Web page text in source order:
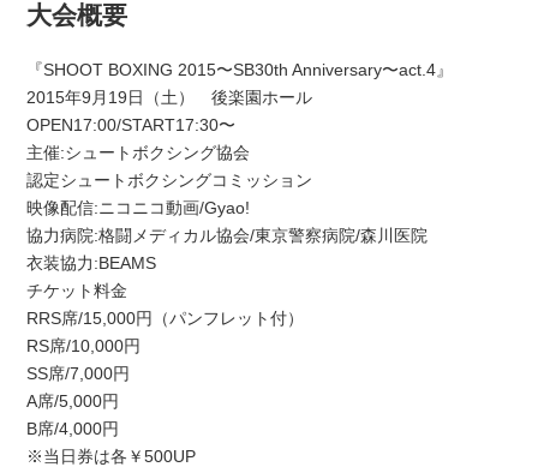
大会概要
『SHOOT BOXING 2015〜SB30th Anniversary〜act.4』
2015年9月19日（土） 後楽園ホール
OPEN17:00/START17:30〜
主催:シュートボクシング協会
認定シュートボクシングコミッション
映像配信:ニコニコ動画/Gyao!
協力病院:格闘メディカル協会/東京警察病院/森川医院
衣装協力:BEAMS
チケット料金
RRS席/15,000円（パンフレット付）
RS席/10,000円
SS席/7,000円
A席/5,000円
B席/4,000円
※当日券は各￥500UP